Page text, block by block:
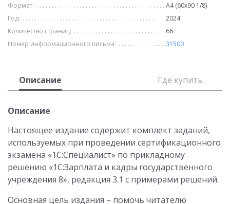
Формат:
А4 (60х90 1/8)
Год:
2024
Количество страниц:
66
Номер информационного письма:
31500
Описание Где купить
Описание
Настоящее издание содержит комплект заданий,
используемых при проведении сертификационного
экзамена «1С:Специалист» по прикладному
решению «1С:Зарплата и кадры государственного
учреждения 8», редакция 3.1 с примерами решений.
Основная цель издания – помочь читателю